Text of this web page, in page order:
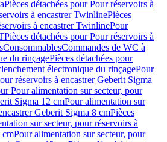
Pièces détachées pour Pour réservoirs à
à encastrer TwinlinePièces
à encastrer TwinlinePour
Pièces détachées pour Pour réservoirs à
ConsommablesCommandes de WC à
du rinçagePièces détachées pour
électronique du rinçagePour
réservoirs à encastrer Geberit Sigma
Pour alimentation sur secteur, pour
Sigma 12 cmPour alimentation sur
Geberit Sigma 8 cmPièces
sur secteur, pour réservoirs à
cmPour alimentation sur secteur, pour